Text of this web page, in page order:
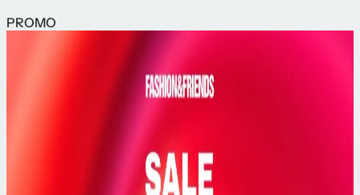
PROMO